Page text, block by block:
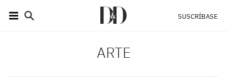
SUSCRÍBASE
ARTE